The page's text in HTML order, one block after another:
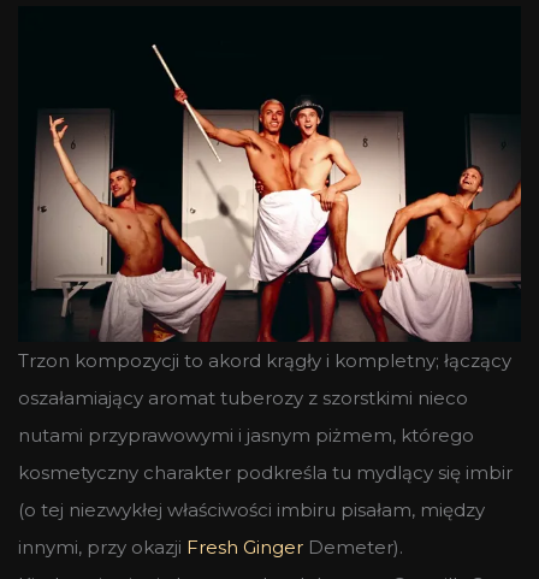
Trzon kompozycji to akord krągły i kompletny; łączący
oszałamiający aromat tuberozy z szorstkimi nieco
nutami przyprawowymi i jasnym piżmem, którego
kosmetyczny charakter podkreśla tu mydlący się imbir
(o tej niezwykłej właściwości imbiru pisałam, między
innymi, przy okazji Fresh Ginger Demeter).